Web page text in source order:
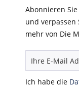
Abonnieren
und verpassen
mehr von Die
Ich habe die